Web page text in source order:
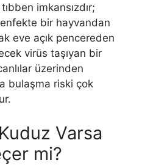
imkansızdır;
bir hayvandan
eve açık pencereden
virüs taşıyan bir
üzerinden
bulaşma riski çok
Varsa
mi?